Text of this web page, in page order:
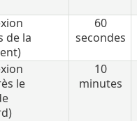
de la
60
secondes
le
10
minutes